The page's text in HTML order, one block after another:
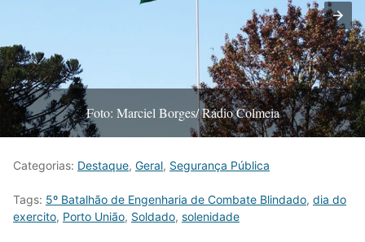
Foto: Marciel Borges/ Rádio Colmeia
Categorias: Destaque, Geral, Segurança Pública
Tags: 5º Batalhão de Engenharia de Combate Blindado, dia do
exercito, Porto União, Soldado, solenidade